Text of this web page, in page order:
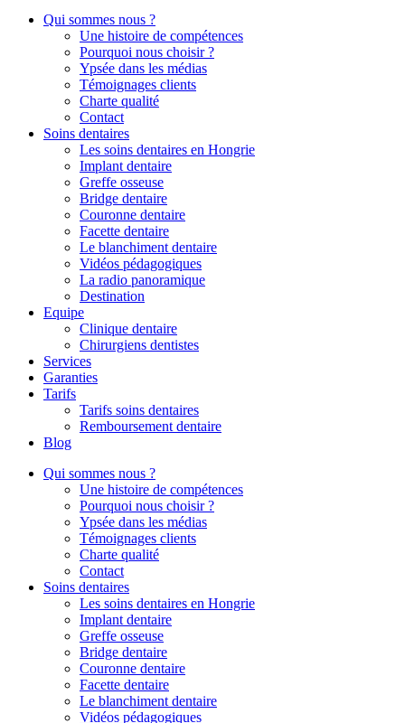
Qui sommes nous ?
Une histoire de compétences
Pourquoi nous choisir ?
Ypsée dans les médias
Témoignages clients
Charte qualité
Contact
Soins dentaires
Les soins dentaires en Hongrie
Implant dentaire
Greffe osseuse
Bridge dentaire
Couronne dentaire
Facette dentaire
Le blanchiment dentaire
Vidéos pédagogiques
La radio panoramique
Destination
Equipe
Clinique dentaire
Chirurgiens dentistes
Services
Garanties
Tarifs
Tarifs soins dentaires
Remboursement dentaire
Blog
Qui sommes nous ?
Une histoire de compétences
Pourquoi nous choisir ?
Ypsée dans les médias
Témoignages clients
Charte qualité
Contact
Soins dentaires
Les soins dentaires en Hongrie
Implant dentaire
Greffe osseuse
Bridge dentaire
Couronne dentaire
Facette dentaire
Le blanchiment dentaire
Vidéos pédagogiques